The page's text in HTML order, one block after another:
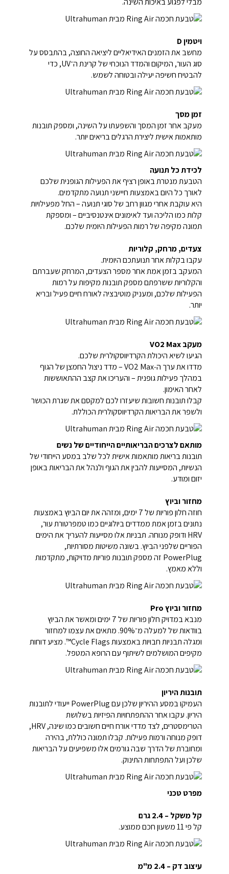
ויטמין D
מחשב את הזמנים האידיאליים ליציאה החוצה, בהתבסס על
סוג העור, המיקום והמדד הנוכחי של קרינת ה־UV, כדי
להבטיח חשיפה יעילה ובטוחה לשמש.
זמן מסך
מעקב אחר זמן המסך והשפעתו על השינה, ומספק תובנות
מותאמות אישית ליצירת הרגלים בריאים יותר.
לכידת כל תנועה
הטבעת מנטרת באופן רציף את הפעילות הגופנית שלכם
לאורך כל היום באמצעות חיישני תנועה מתקדמים.
היא עוקבת אחרי מגוון רחב של סוגי תנועה – החל מפעילויות
קלות כמו הליכה ועד לאימונים אינטנסיביים – ומספקת
תמונה מקיפה של רמות הפעילות היומית שלכם.
צעדים, מרחק, קלוריות
עקבו בקלות אחר תנועתכם היומית.
המעקב בזמן אמת אחר מספר הצעדים, המרחק שעברתם
והקלוריות ששרפתם מספק תובנות מקיפות על רמות
הפעילות שלכם, ומעניק מוטיבציה לאורח חיים פעיל ובריא
יותר.
מעקב VO2 Max
הגיעו לשיא היכולת הקרדיווסקולרית שלכם.
מדדו את ערך ה‑VO2 Max – מדד ניצול החמצן של הגוף
במהלך פעילות גופנית – והעריכו את קצב ההתאוששות
לאחר האימון.
קבלו תובנות חשובות שיעזרו לכם למקסם את שגרת הכושר
ולשפר את הבריאות הקרדיווסקולרית הכוללת.
מותאם לצרכים הבריאותיים הייחודיים של נשים
תובנות בריאות מותאמות אישית לכל שלב במסע הייחודי של
הנשיות, המסייעות להבין את הגוף ולנהל את הבריאות באופן
יזום ומודע.
מחזור וביוץ
חוזה חלון פוריות של 7 ימים, ומזהה את יום הביוץ באמצעות
נתונים בזמן אמת ממדדים ביולוגיים כמו טמפרטורת עור,
HRV ודופק מנוחה. תבניות אלו מסייעות להעריך את הימים
הפוריים שלפני הביוץ. בשונה משיטות מסורתיות,
PowerPlug זה מספק תובנות פוריות מדויקות, מתקדמות
וללא מאמץ.
מחזור וביוץ Pro
מנבא במדויק חלון פוריות של 7 ימים ומאשר את הביוץ
בוודאות של למעלה מ־90%. מתאים את עצמו למחזור
ומגלה תבניות חבויות באמצעות Cycle Flags™. מציע דוחות
מקיפים המושלמים לשיתוף עם הרופא המטפל.
תובנות היריון
העמיקו במסע ההיריון שלכן עם PowerPlug ייעודי לתובנות
היריון. עקבו אחר ההתפתחויות הפיזיות בשלושת
הטרימסטרים, לצד מדדי אורח חיים חשובים כמו שינה, HRV,
דופק מנוחה ורמות פעילות. קבלו תמונה כוללת, בהירה
ומחוברת של הדרך שבה גורמים אלו משפיעים על הבריאות
שלכן ועל התפתחות התינוק.
מפרט טכני
קל משקל – 2.4 גרם
קל פי 11 משעון חכם ממוצע.
עיצוב דק – 2.4 מ"מ